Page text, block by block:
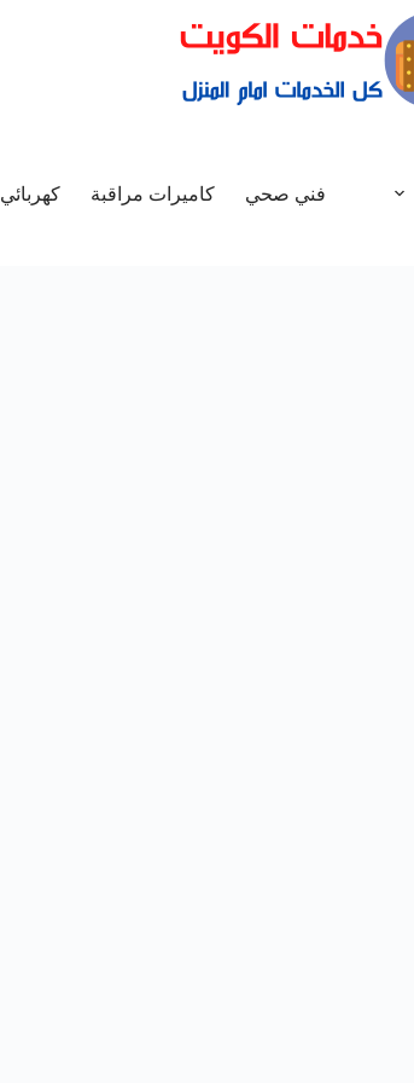
فني صحي كاميرات مراقبة كهربائي